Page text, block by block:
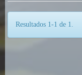
Resultados 1-1 de 1.